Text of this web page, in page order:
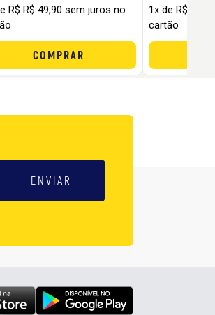
R$ R$ 49,90 sem juros no
COMPRAR
1x de R$ R$
cartão
ENVIAR